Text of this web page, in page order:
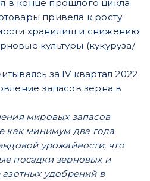
в конце прошлого цикла
привела к росту
хранилищ и снижению
культуры (кукуруза/
за IV квартал 2022
запасов зерна в
мировых запасов
как минимум два года
урожайности, что
посадки зерновых и
азотных удобрений в